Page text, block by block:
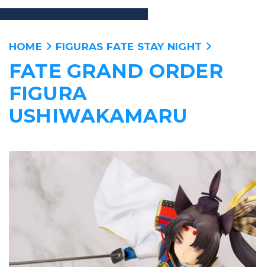
ANIME
PELICULAS
TIENDA
HOME FIGURAS FATE STAY NIGHT
FATE GRAND ORDER
FIGURA
USHIWAKAMARU